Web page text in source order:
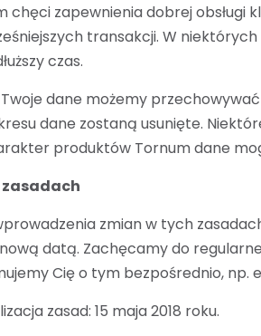
chęci zapewnienia dobrej obsługi
transakcji. W
czas.
dane możemy
dane zostaną usunięte.
produktów Tornum dane
zasadach
zmian w tych
datą. Zachęcamy do
Cię o tym bezpośrednio, np.
zasad: 15 maja 2018 roku.